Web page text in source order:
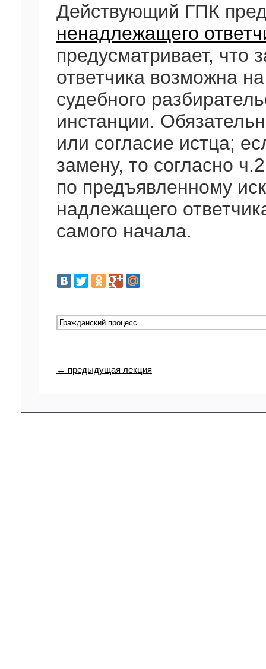
Действующий ГПК
ненадлежащего
предусматривает, что
ответчика возможна
судебного
инстанции.
или согласие истца;
замену, то согласно
по предъявленному
надлежащего
самого начала.
← предыдущая лекция